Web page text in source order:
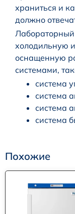
храниться и
должно
Лабораторный
холодильную
оснащенную
системами,
система
система
система
система
Похожие